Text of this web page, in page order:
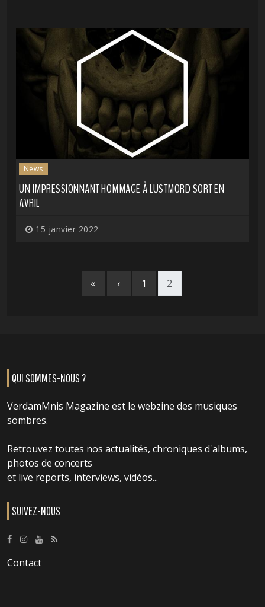
News
UN IMPRESSIONNANT HOMMAGE À LUSTMORD SORT EN
AVRIL
15 janvier 2022
« ‹ 1 2
QUI SOMMES-NOUS ?
VerdamMnis Magazine est le webzine des musiques
sombres.
Retrouvez toutes nos actualités, chroniques d'albums,
photos de concerts
et live reports, interviews, vidéos...
SUIVEZ-NOUS
Contact